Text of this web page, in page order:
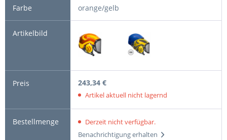
orange/gelb
243,34 €
Artikel aktuell nicht lagernd
Derzeit nicht verfügbar.
Benachrichtigung erhalten